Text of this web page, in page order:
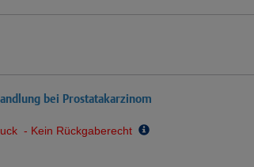
bei Prostatakarzinom
- Kein Rückgaberecht